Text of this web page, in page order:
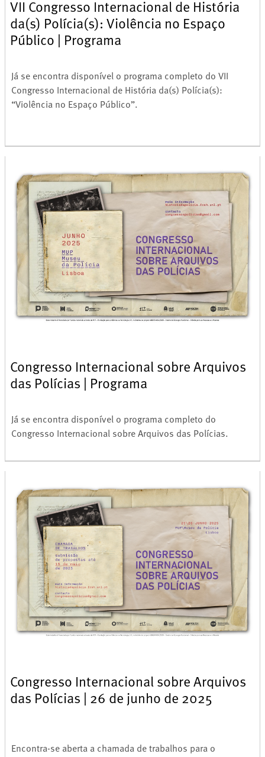
VII Congresso Internacional de História
da(s) Polícia(s): Violência no Espaço
Público | Programa
Já se encontra disponível o programa completo do VII
Congresso Internacional de História da(s) Polícia(s):
“Violência no Espaço Público”.
Congresso Internacional sobre Arquivos
das Polícias | Programa
Já se encontra disponível o programa completo do
Congresso Internacional sobre Arquivos das Polícias.
Congresso Internacional sobre Arquivos
das Polícias | 26 de junho de 2025
Encontra-se aberta a chamada de trabalhos para o